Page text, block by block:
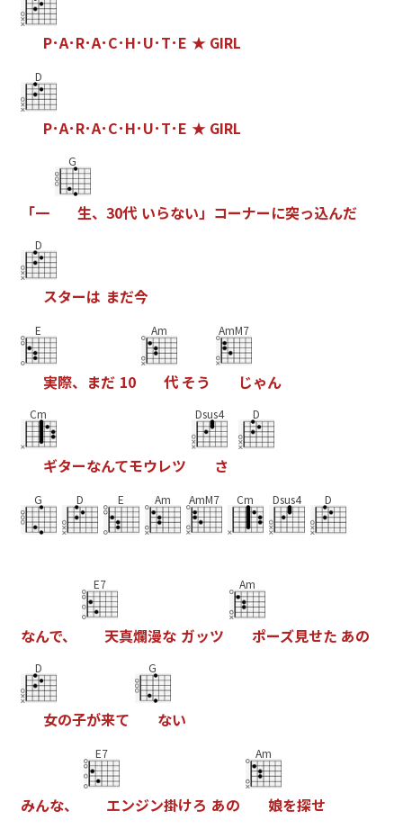
P･A･R･A･C･H･U･T･E ★ GIRL
D
P･A･R･A･C･H･U･T･E ★ GIRL
「一
G
生、 30代 いらない」 コーナーに突っ込んだ
D
スターは まだ今
E
実際、 まだ 10
Am
代 そう
AmM7
じゃん
Cm
ギターなんてモウレツ
Dsus4
さ
D
G D E Am AmM7 Cm Dsus4 D
なんで、
E7
天真爛漫な ガッツ
Am
ポーズ見せた あの
D
女の子が来て
G
ない
みんな、
E7
エンジン掛けろ あの
Am
娘を探せ